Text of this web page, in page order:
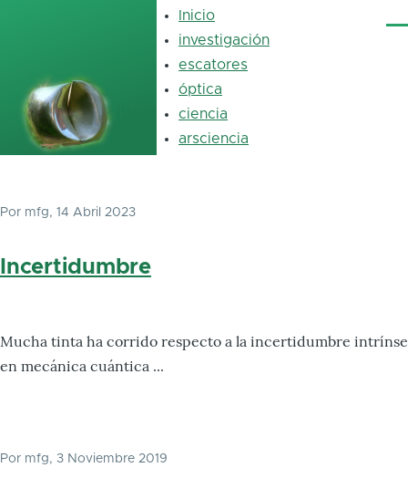
Pasar al contenido principal
Main
navigation
Inicio
investigación
escatores
óptica
ciencia
arsciencia
Por mfg, 14 Abril 2023
Incertidumbre
Mucha tinta ha corrido respecto a la incertidumbre
en mecánica cuántica ...
Por mfg, 3 Noviembre 2019